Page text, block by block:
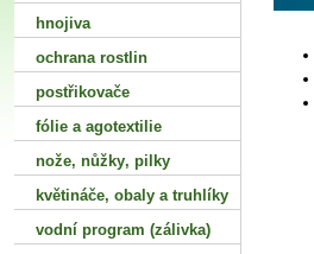
hnojiva
ochrana rostlin
postřikovače
fólie a agotextilie
nože‚ nůžky‚ pilky
květináče‚ obaly a truhlíky
vodní program (zálivka)